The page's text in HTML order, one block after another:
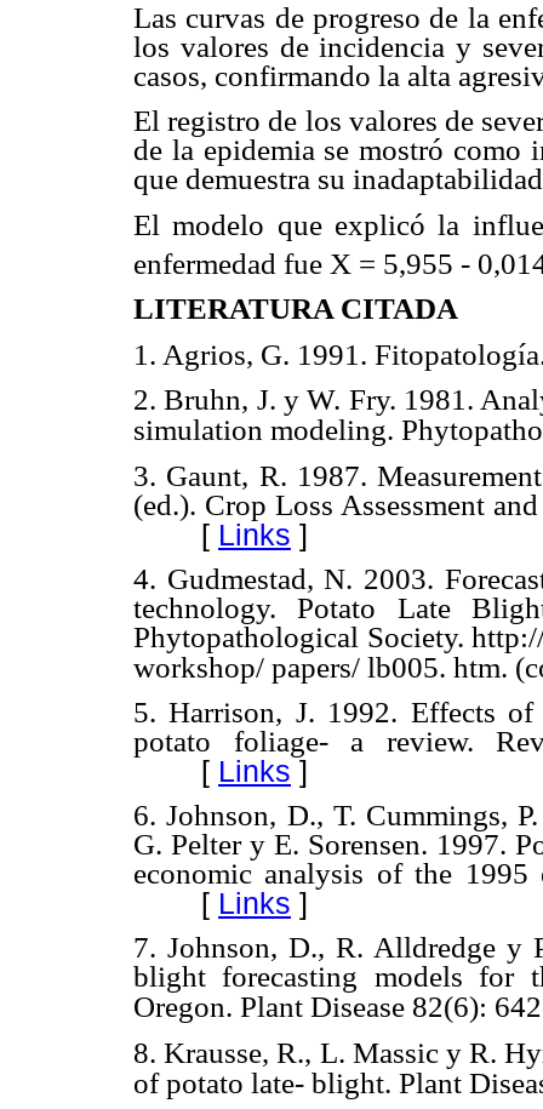
Las curvas de progreso de la
los valores de incidencia y
casos, confirmando la alta
El registro de los valores de
de la epidemia se mostró como
que demuestra su
El modelo que explicó la
enfermedad fue X = 5,955 -
LITERATURA CITADA
1. Agrios, G. 1991.
2. Bruhn, J. y W. Fry. 1981.
simulation modeling.
3. Gaunt, R. 1987.
(ed.). Crop Loss Assessment
[ Links ]
4. Gudmestad, N. 2003.
technology. Potato Late
Phytopathological Society.
workshop/ papers/ lb005. htm.
5. Harrison, J. 1992. Effects
potato foliage- a review.
[ Links ]
6. Johnson, D., T. Cummings,
G. Pelter y E. Sorensen. 1997.
economic analysis of the 1995
[ Links ]
7. Johnson, D., R. Alldredge y
blight forecasting models for
Oregon. Plant Disease 82(6):
8. Krausse, R., L. Massic y R.
of potato late- blight. Plant